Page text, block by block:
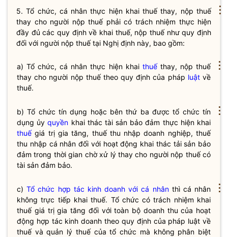
5. Tổ chức, cá nhân thực hiện khaithuếthay, nộpthuế
thay cho người nộp thuếphải có trách nhiệm thực hiện
đầy đủ các quy định về khai thuế, nộpthuếnhư quy định
đối với người nộp thuếtại Nghị định này, bao gồm:
a) Tổ chức, cá nhân thực hiện khai thuếthay, nộpthuế
thay cho người nộp thuếtheo quy định của pháp luậtvề
thuế.
b) Tổ chức tín dụng hoặc bên thứ ba được tổ chức tín
dụng ủyquyền khai thác tài sản bảo đảm thực hiện khai
thuếgiá trị gia tăng, thuếthu nhập doanh nghiệp, thuế
thu nhập cá nhân đối với hoạt động khai thác tải sản bảo
đảm trong thời gian chờ xử lý thay cho người nộp thuếcó
tài sản đảm bảo.
c)Tổ chức hợp tác kinh doanh với cá nhânthì cá nhân
không trực tiếp khaithuế. Tổ chức có trách nhiệm khai
thuếgiá trị gia tăng đối với toàn bộ doanh thu của hoạt
động hợp tác kinh doanh theo quy định của pháp luật về
thuếvà quản lý thuếcủa tổ chức mà không phân biệt
⋮
⋮
⋮
⋮